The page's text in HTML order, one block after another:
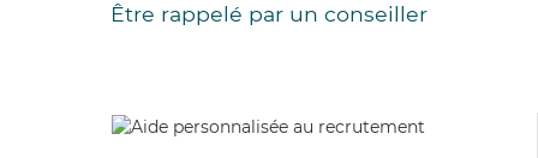
Être rappelé par un conseiller